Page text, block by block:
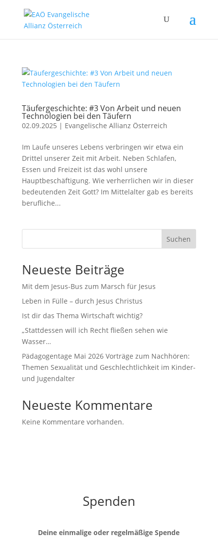
Täufergeschichte: #3 Von Arbeit und neuen
Technologien bei den Täufern
02.09.2025 | Evangelische Allianz Österreich
Im Laufe unseres Lebens verbringen wir etwa ein
Drittel unserer Zeit mit Arbeit. Neben Schlafen,
Essen und Freizeit ist das wohl unsere
Hauptbeschäftigung. Wie verherrlichen wir in dieser
bedeutenden Zeit Gott? Im Mittelalter gab es bereits
berufliche...
Suchen
Neueste Beiträge
Mit dem Jesus-Bus zum Marsch für Jesus
Leben in Fülle – durch Jesus Christus
Ist dir das Thema Wirtschaft wichtig?
„Stattdessen will ich Recht fließen sehen wie
Wasser…
Pädagogentage Mai 2026 Vorträge zum Nachhören:
Themen Sexualität und Geschlechtlichkeit im Kinder-
und Jugendalter
Neueste Kommentare
Keine Kommentare vorhanden.
Spenden
Deine einmalige oder regelmäßige Spende